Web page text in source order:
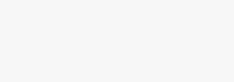
tej sieci są wyjątkowo